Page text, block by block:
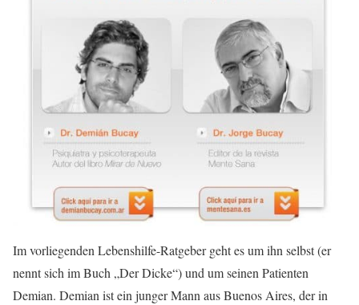
Im vorliegenden Lebenshilfe-Ratgeber geht es um ihn selbst (er
nennt sich im Buch „Der Dicke“) und um seinen Patienten
Demian. Demian ist ein junger Mann aus Buenos Aires, der in